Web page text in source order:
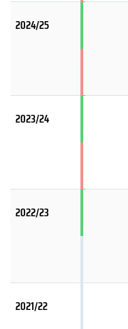
2024/25
2023/24
2022/23
2021/22